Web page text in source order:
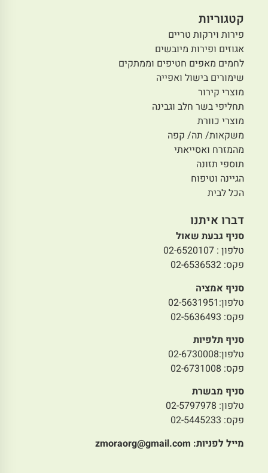
קטגוריות
פירות וירקות טריים
אגוזים ופירות מיובשים
לחמים מאפים חטיפים וממתקים
שימורים בישול ואפייה
מוצרי קירור
תחליפי בשר חלב וגבינה
מוצרי כוורת
משקאות/ תה/ קפה
מהמזרח ואסייאתי
תוספי תזונה
הגיינה וטיפוח
הכל לבית
דברו איתנו
סניף גבעת שאול
טלפון : 02-6520107
פקס: 02-6536532
סניף אמציה
טלפון:02-5631951
פקס: 02-5636493
סניף תלפיות
טלפון:02-6730008
פקס: 02-6731008
סניף מבשרת
טלפון: 02-5797978
פקס: 02-5445233
מייל לפניות: zmoraorg@gmail.com